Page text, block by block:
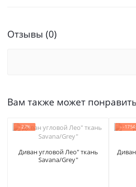
Отзывы (0)
Вам также может
- 27%
Диван угловой Лео" ткань
Savana/Grey"
- -